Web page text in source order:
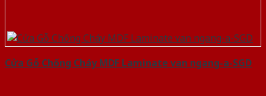
Cửa Gỗ Chống Cháy MDF Laminate van ngang-a-SGD